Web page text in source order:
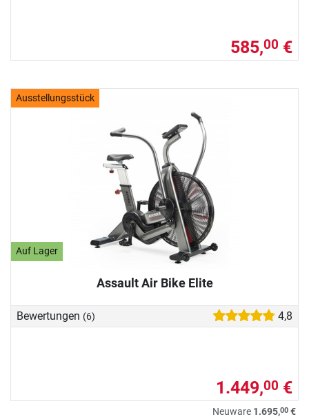
585,00 €
Ausstellungsstück
Auf Lager
Assault Air Bike Elite
Bewertungen (6) 4,8
1.449,00 €
Neuware 1.695,00 €